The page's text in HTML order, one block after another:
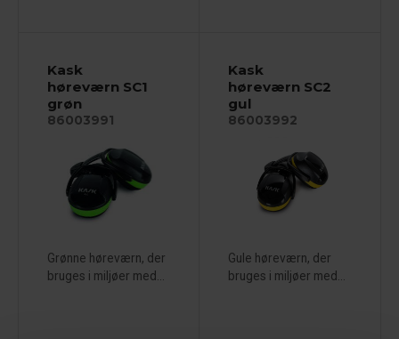
Kask
høreværn SC1
grøn
86003991
Grønne høreværn, der
bruges i miljøer med...
Kask
høreværn SC2
gul
86003992
Gule høreværn, der
bruges i miljøer med...